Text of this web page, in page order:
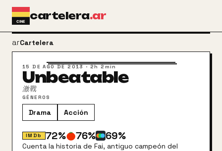
Ir al contenido principal
cartelera.ar
arrow_back
Cartelera
15 DE AGO DE 2013·2h 2min
Unbeatable
激戰
GÉNEROS
Drama Acción
IMDb 72% 76% 69%
Cuenta la historia de Fai, antiguo campeón del